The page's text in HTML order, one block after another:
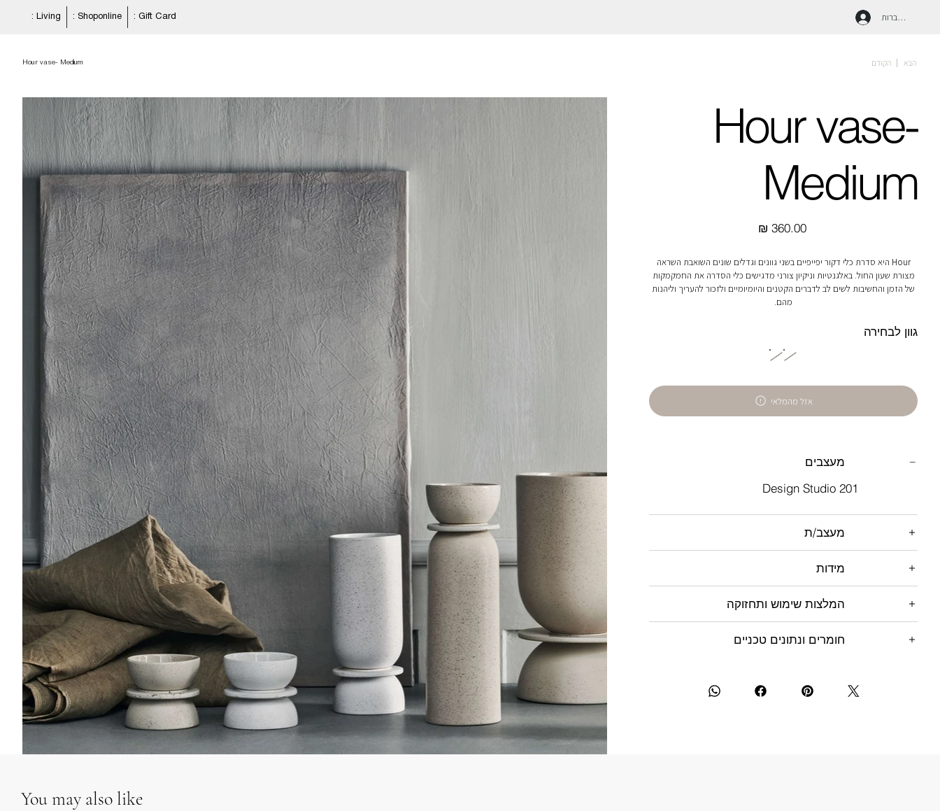
: Living : Shoponline : Gift Card להתחברות
Hour vase- Medium הקודם הבא
Hour vase-
Medium
‏360.00 ‏₪
Hour היא סדרת כלי דקור יפייפיים בשני גוונים וגדלים שונים השואבת השראה
מצורת שעון החול. באלגנטיות וניקיון צורני מדגישים כלי הסדרה את החמקמקות
של הזמן והחשיבות לשים לב לדברים הקטנים והיומיומיים ולזכור להעריך וליהנות
מהם.
גוון לבחירה
אזל מהמלאי
מעצבים
מעצב/ת
מידות
המלצות שימוש ותחזוקה
חומרים ונתונים טכניים
You may also like